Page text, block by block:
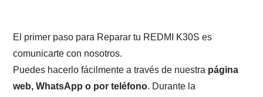
El primer paso para Reparar tu REDMI K30S es
comunicarte con nosotros.
Puedes hacerlo fácilmente a través de nuestra página
web, WhatsApp o por teléfono. Durante la